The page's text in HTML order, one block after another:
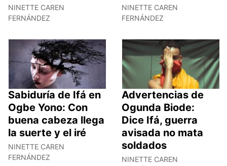
NINETTE CAREN
FERNÁNDEZ
NINETTE CAREN
FERNÁNDEZ
Sabiduría de Ifá en
Ogbe Yono: Con
buena cabeza llega
la suerte y el iré
NINETTE CAREN
FERNÁNDEZ
Advertencias de
Ogunda Biode:
Dice Ifá, guerra
avisada no mata
soldados
NINETTE CAREN